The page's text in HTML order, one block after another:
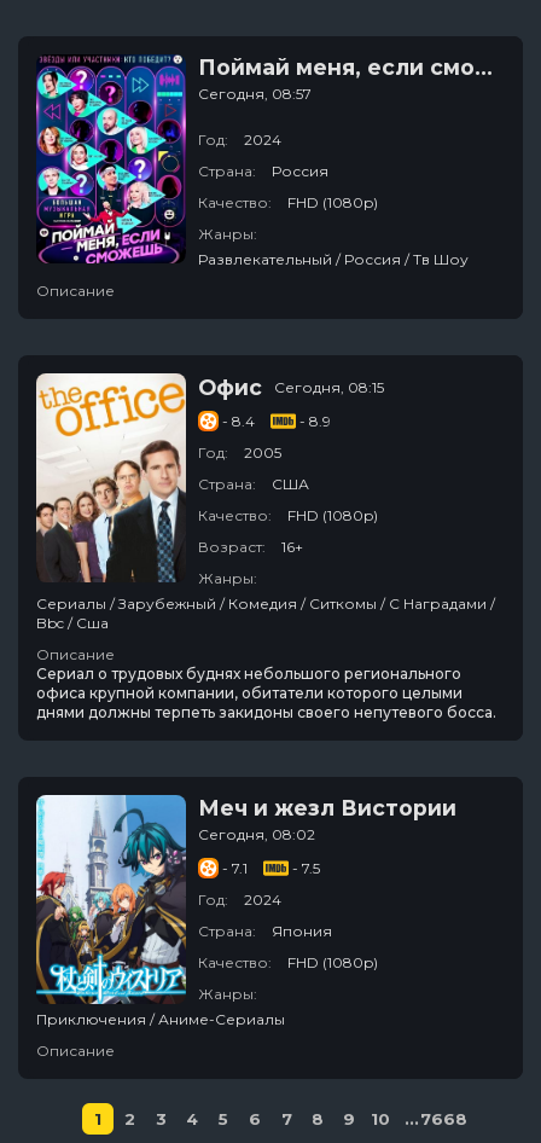
Поймай меня, если сможешь
Сегодня, 08:57
Год:
2024
Страна:
Россия
Качество:
FHD (1080p)
Жанры:
Развлекательный / Россия / Тв Шоу
Описание
Офис
Сегодня, 08:15
- 8.4
- 8.9
Год:
2005
Страна:
США
Качество:
FHD (1080p)
Возраст:
16+
Жанры:
Сериалы / Зарубежный / Комедия / Ситкомы / С Наградами /
Bbc / Сша
Описание
Сериал о трудовых буднях небольшого регионального
офиса крупной компании, обитатели которого целыми
днями должны терпеть закидоны своего непутевого босса.
Меч и жезл Вистории
Сегодня, 08:02
- 7.1
- 7.5
Год:
2024
Страна:
Япония
Качество:
FHD (1080p)
Жанры:
Приключения / Аниме-Сериалы
Описание
1 2 3 4 5 6 7 8 9 10 ...7668